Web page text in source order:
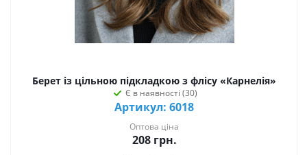
Берет із цільною підкладкою з флісу «Карнелія»
Є в наявності (30)
Артикул: 6018
Оптова ціна
208грн.